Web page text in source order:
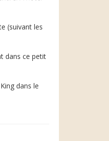
(suivant les
dans ce petit
dans le